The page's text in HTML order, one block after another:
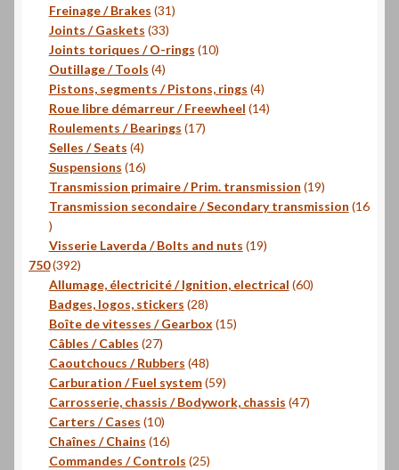
Freinage / Brakes 3131
Joints / Gaskets 3333
produits
Joints toriques / O-rings 1010
Outillage / Tools 44
produits
Pistons, segments / Pistons, rings 44
produits
Roue libre démarreur / Freewheel 1414
Roulements / Bearings 1717
Selles / Seats 44
produits
Suspensions 1616
produits
Transmission primaire / Prim. transmission 1919
produits
Transmission secondaire / Secondary transmission 16
16
produits
Visserie Laverda / Bolts and nuts 1919
750 392392
produits
Allumage, électricité / Ignition, electrical 6060
Badges, logos, stickers 2828
produits
Boîte de vitesses / Gearbox 1515
Câbles / Cables 2727
produits
Caoutchoucs / Rubbers 4848
produits
Carburation / Fuel system 5959
produits
Carrosserie, chassis / Bodywork, chassis 4747
Carters / Cases 1010
produits
Chaînes / Chains 1616
produits
Commandes / Controls 2525